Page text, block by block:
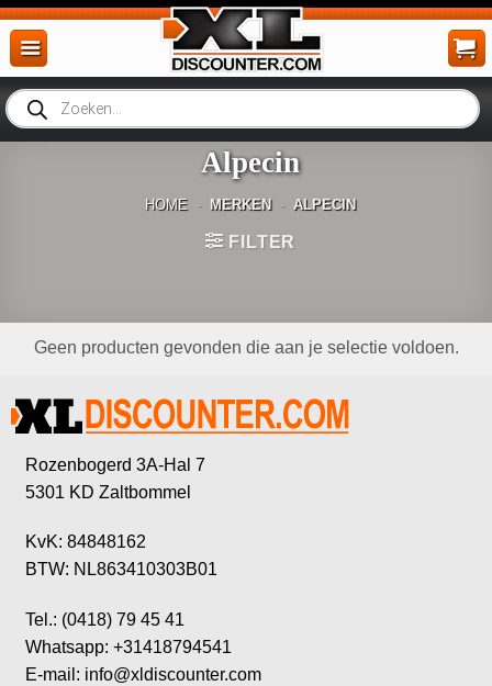
Ga
naar
inhoud
Producten
zoeken
Alpecin
HOME - MERKEN - ALPECIN
FILTER
Geen producten gevonden die aan je selectie voldoen.
Rozenbogerd 3A-Hal 7
5301 KD Zaltbommel
KvK: 84848162
BTW: NL863410303B01
Tel.: (0418) 79 45 41
Whatsapp: +31418794541
E-mail: info@xldiscounter.com